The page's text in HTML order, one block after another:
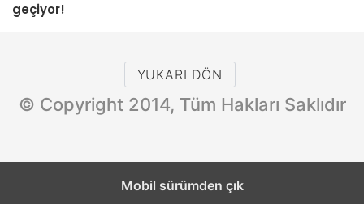
geçiyor!
YUKARI DÖN
© Copyright 2014, Tüm Hakları Saklıdır
Mobil sürümden çık